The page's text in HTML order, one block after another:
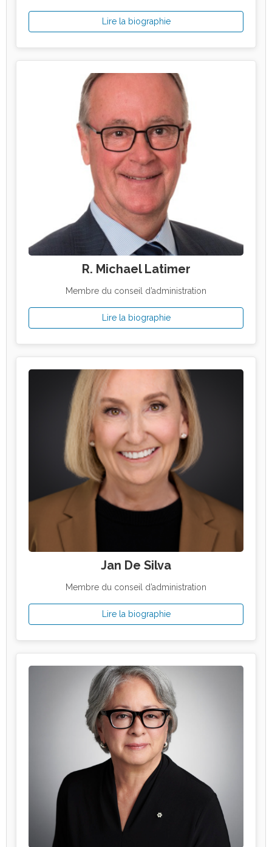
Lire la biographie
R. Michael Latimer
Membre du conseil d’administration
Lire la biographie
Jan De Silva
Membre du conseil d’administration
Lire la biographie